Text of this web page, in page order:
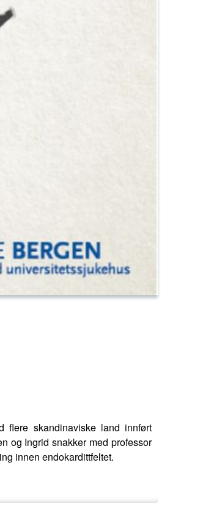
flere skandinaviske land innført
og Ingrid snakker med professor
innen endokardittfeltet.